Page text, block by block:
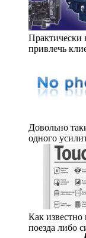
Практически
привлечь
Довольно
одного
Как известно
поезда либо